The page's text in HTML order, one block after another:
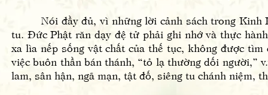
Nói đầy đủ, vì những lời cảnh sách trong Kinh
tu. Đức Phật răn dạy đệ tử phải ghi nhớ và thực
xa lìa nếp sống vật chất của thế tục, không được
việc buôn thần bán thánh, “tỏ lạ thường dối người,”
lam, sân hận, ngã mạn, tật đố, siêng tu chánh niệm,